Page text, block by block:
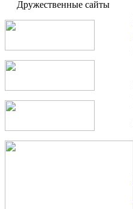
Дружественные сайты